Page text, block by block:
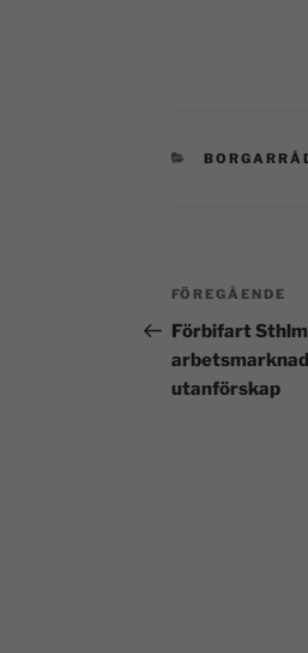
FÖREGÅENDE
Förbifart Sthlm
utanförskap